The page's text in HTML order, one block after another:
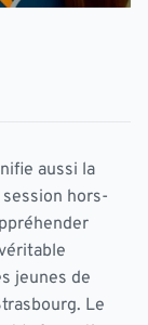
aussi la
session hors-
jeunes de
Le